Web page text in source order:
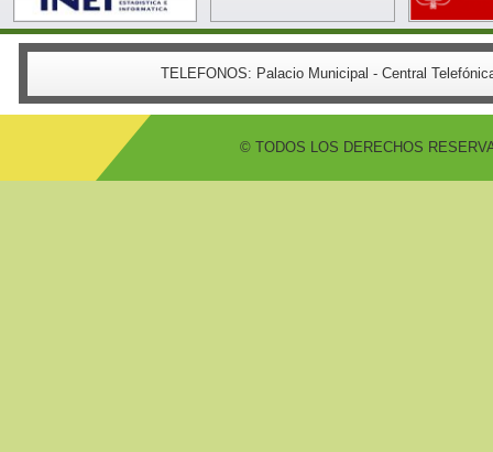
TELEFONOS: Palacio Municipal - Central
© TODOS LOS DERECHOS